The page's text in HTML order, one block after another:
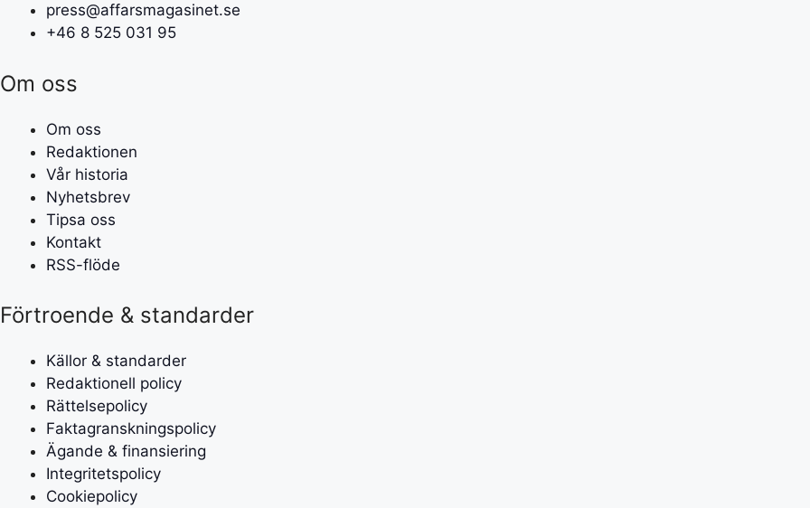
press@affarsmagasinet.se
+46 8 525 031 95
Om oss
Om oss
Redaktionen
Vår historia
Nyhetsbrev
Tipsa oss
Kontakt
RSS-flöde
Förtroende & standarder
Källor & standarder
Redaktionell policy
Rättelsepolicy
Faktagranskningspolicy
Ägande & finansiering
Integritetspolicy
Cookiepolicy